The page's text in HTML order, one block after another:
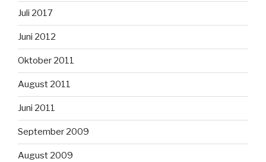
Juli 2017
Juni 2012
Oktober 2011
August 2011
Juni 2011
September 2009
August 2009